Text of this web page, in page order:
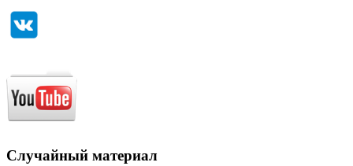
Случайный материал